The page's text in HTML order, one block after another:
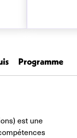
Programme
est une